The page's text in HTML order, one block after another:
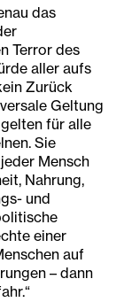
das
Terror des
aller aufs
Zurück
Geltung
für alle
Sie
Mensch
Nahrung,
und
einer
auf
– dann